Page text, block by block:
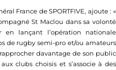
France de SPORTFIVE, ajoute : «
St Maclou dans sa volonté
lançant l’opération nationale
de rugby semi-pro et/ou amateurs
davantage de son public
clubs choisis et s’associe à des